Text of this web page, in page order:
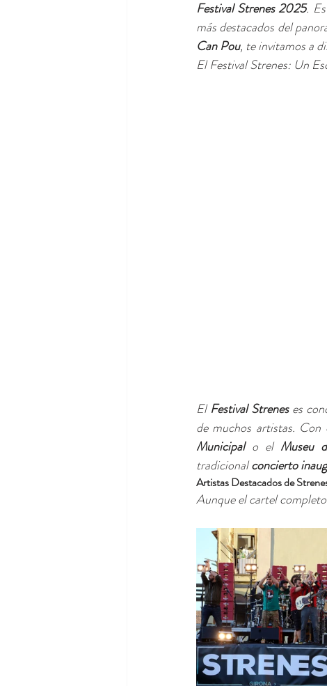
Festival Strenes 2025.
más destacados del
Can Pou, te invitamos a
El Festival Strenes: Un
El Festival Strenes es
de muchos artistas. Con
Municipal o el Museu
tradicional concierto
Artistas Destacados de
Aunque el cartel